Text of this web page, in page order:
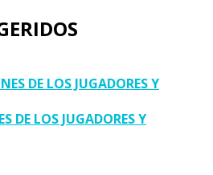
DE LOS JUGADORES Y